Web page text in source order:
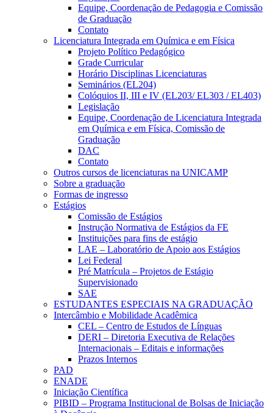
Equipe, Coordenação de Pedagogia e Comissão
de Graduação
Contato
Licenciatura Integrada em Química e em Física
Projeto Político Pedagógico
Grade Curricular
Horário Disciplinas Licenciaturas
Seminários (EL204)
Colóquios II, III e IV (EL203/ EL303 / EL403)
Legislação
Equipe, Coordenação de Licenciatura Integrada
em Química e em Física, Comissão de
Graduação
DAC
Contato
Outros cursos de licenciaturas na UNICAMP
Sobre a graduação
Formas de ingresso
Estágios
Comissão de Estágios
Instrução Normativa de Estágios da FE
Instituições para fins de estágio
LAE – Laboratório de Apoio aos Estágios
Lei Federal
Pré Matrícula – Projetos de Estágio
Supervisionado
SAE
ESTUDANTES ESPECIAIS NA GRADUAÇÃO
Intercâmbio e Mobilidade Acadêmica
CEL – Centro de Estudos de Línguas
DERI – Diretoria Executiva de Relações
Internacionais – Editais e informações
Prazos Internos
PAD
ENADE
Iniciação Científica
PIBID – Programa Institucional de Bolsas de Iniciação